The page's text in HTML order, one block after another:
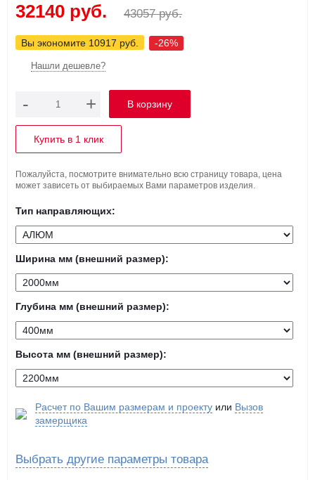
32140 руб. 43057 руб.
Вы экономите 10917 руб. -26%
Нашли дешевле?
- +
Купить в 1 клик
Пожалуйста, посмотрите внимательно всю страницу товара, цена
может зависеть от выбираемых Вами параметров изделия.
Тип направляющих:
Ширина мм (внешний размер):
Глубина мм (внешний размер):
Высота мм (внешний размер):
Расчет по Вашим размерам и проекту или Вызов
замерщика
Выбрать другие параметры товара